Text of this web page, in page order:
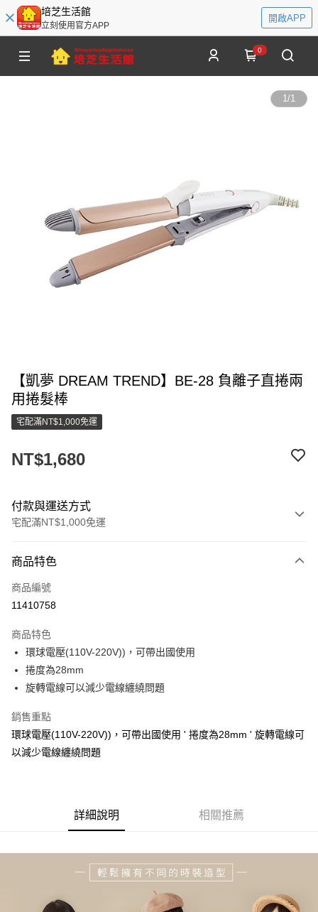
培芝生活館
立刻使用官方APP
開啟APP
0
1/1
【凱夢 DREAM TREND】BE-28 負離子直捲兩
用捲髮棒
宅配滿NT$1,000免運
NT$1,680
付款與運送方式
宅配滿NT$1,000免運
信用卡一次付款
LINE Pay
悠遊付
ATM付款
運送方式
宅配
每筆NT$100，滿NT$1,000(含以上)免運費
商品特色
商品編號
11410758
商品特色
環球電壓(110V-220V))，可帶出國使用
捲度為28mm
旋轉電線可以減少電線纏繞問題
銷售重點
環球電壓(110V-220V))，可帶出國使用 ' 捲度為28mm ' 旋轉電線可
以減少電線纏繞問題
詳細說明 相關推薦